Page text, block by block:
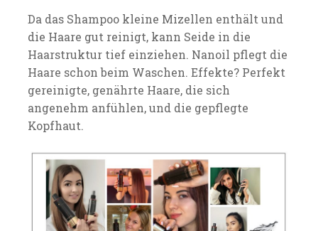
Da das Shampoo kleine Mizellen enthält und
die Haare gut reinigt, kann Seide in die
Haarstruktur tief einziehen. Nanoil pflegt die
Haare schon beim Waschen. Effekte? Perfekt
gereinigte, genährte Haare, die sich
angenehm anfühlen, und die gepflegte
Kopfhaut.